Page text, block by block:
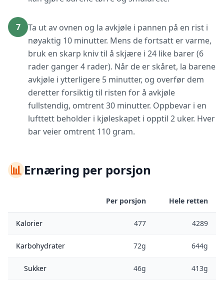
7
Ta ut av ovnen og la avkjøle i pannen på en rist i
nøyaktig 10 minutter. Mens de fortsatt er varme,
bruk en skarp kniv til å skjære i 24 like barer (6
rader ganger 4 rader). Når de er skåret, la barene
avkjøle i ytterligere 5 minutter, og overfør dem
deretter forsiktig til risten for å avkjøle
fullstendig, omtrent 30 minutter. Oppbevar i en
lufttett beholder i kjøleskapet i opptil 2 uker. Hver
bar veier omtrent 110 gram.
📊Ernæring per porsjon
Per porsjon Hele retten
Kalorier 477 4289
Karbohydrater 72g 644g
Sukker 46g 413g